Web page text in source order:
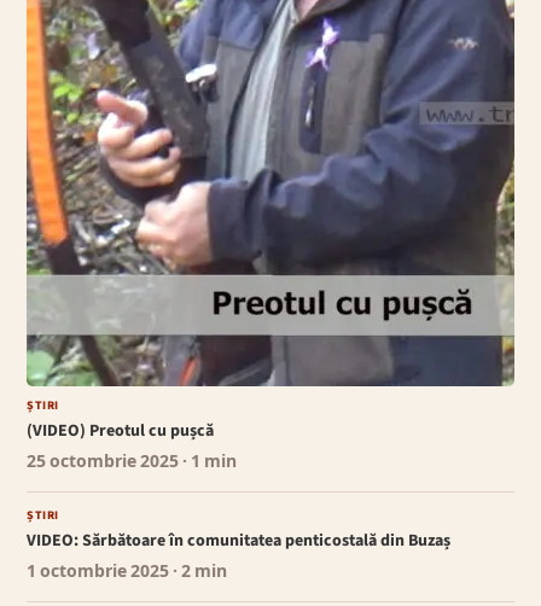
ȘTIRI
(VIDEO) Preotul cu pușcă
25 octombrie 2025 · 1 min
ȘTIRI
VIDEO: Sărbătoare în comunitatea penticostală din Buzaș
1 octombrie 2025 · 2 min